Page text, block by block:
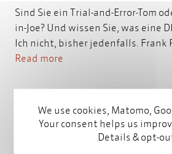
Sind Sie ein Trial-and-Error-Tom
in-Joe? Und wissen Sie, was eine
Ich nicht, bisher jedenfalls. Frank
Read more
We use cookies, Matomo,
Your consent helps us
Details & opt-